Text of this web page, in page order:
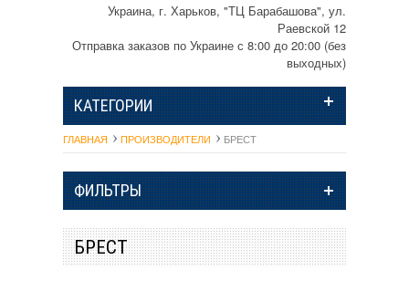
Украина, г. Харьков, "ТЦ Барабашова", ул.
Раевской 12
Отправка заказов по Украине с 8:00 до 20:00 (без
выходных)
КАТЕГОРИИ
ГЛАВНАЯ ПРОИЗВОДИТЕЛИ БРЕСТ
ФИЛЬТРЫ
БРЕСТ